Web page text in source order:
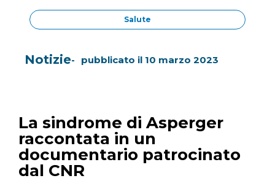
Salute
Notizie pubblicato il 10 marzo 2023
La sindrome di Asperger
raccontata in un
documentario patrocinato
dal CNR